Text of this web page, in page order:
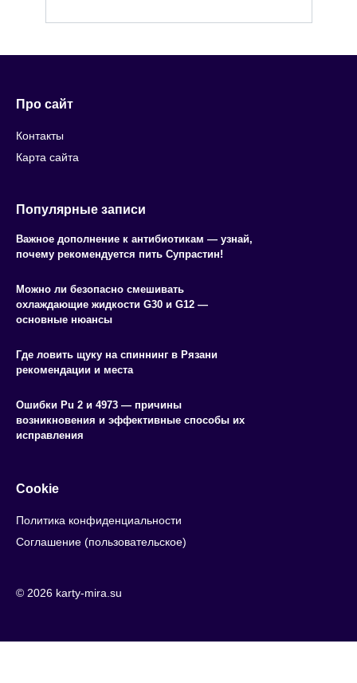
Про сайт
Контакты
Карта сайта
Популярные записи
Важное дополнение к антибиотикам — узнай,
почему рекомендуется пить Супрастин!
Можно ли безопасно смешивать
охлаждающие жидкости G30 и G12 —
основные нюансы
Где ловить щуку на спиннинг в Рязани
рекомендации и места
Ошибки Pu 2 и 4973 — причины
возникновения и эффективные способы их
исправления
Cookie
Политика конфиденциальности
Соглашение (пользовательское)
© 2026 karty-mira.su